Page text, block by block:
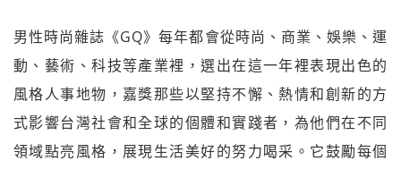
男性時尚雜誌《GQ》每年都會從時尚、商業、娛樂、運
動、藝術、科技等產業裡，選出在這一年裡表現出色的
風格人事地物，嘉獎那些以堅持不懈、熱情和創新的方
式影響台灣社會和全球的個體和實踐者，為他們在不同
領域點亮風格，展現生活美好的努力喝采。它鼓勵每個